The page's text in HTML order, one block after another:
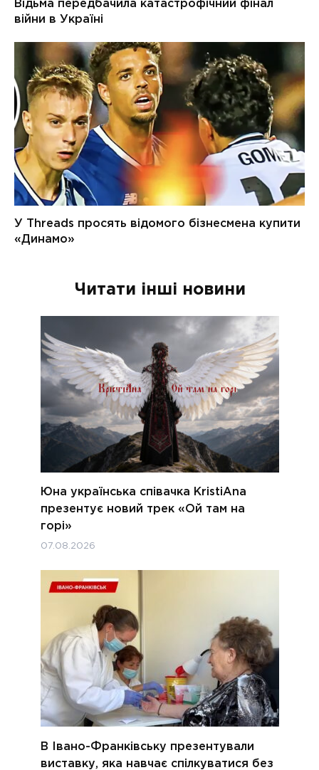
Читати інші новини
Юна українська співачка KristiAna
презентує новий трек «Ой там на
горі»
07.08.2026
В Івано-Франківську презентували
виставку, яка навчає спілкуватися без